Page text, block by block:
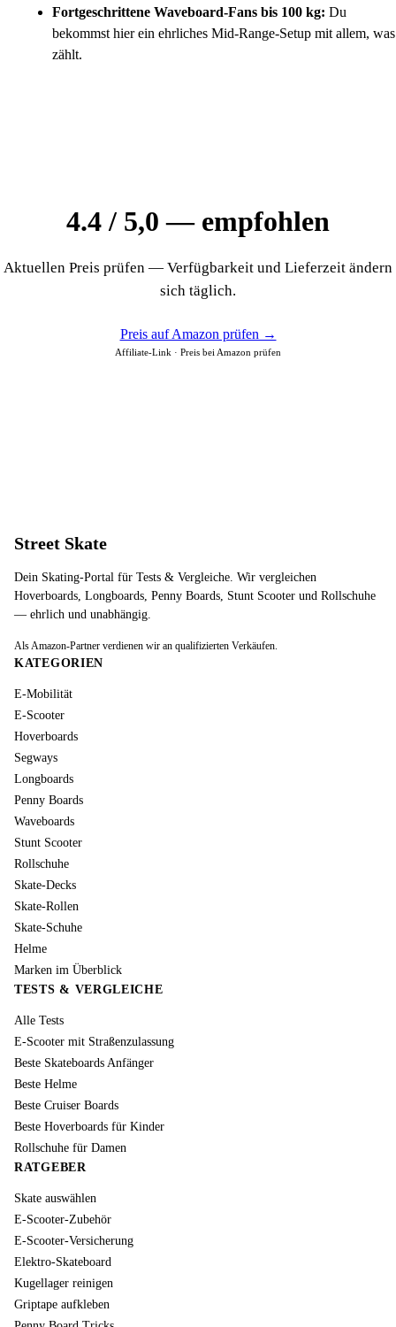
Fortgeschrittene Waveboard-Fans bis 100 kg: Du
bekommst hier ein ehrliches Mid-Range-Setup mit allem, was
zählt.
4.4 / 5,0 — empfohlen
Aktuellen Preis prüfen — Verfügbarkeit und Lieferzeit ändern
sich täglich.
Preis auf Amazon prüfen →
Affiliate-Link · Preis bei Amazon prüfen
Street Skate
Dein Skating-Portal für Tests & Vergleiche. Wir vergleichen
Hoverboards, Longboards, Penny Boards, Stunt Scooter und Rollschuhe
— ehrlich und unabhängig.
Als Amazon-Partner verdienen wir an qualifizierten Verkäufen.
KATEGORIEN
E-Mobilität
E-Scooter
Hoverboards
Segways
Longboards
Penny Boards
Waveboards
Stunt Scooter
Rollschuhe
Skate-Decks
Skate-Rollen
Skate-Schuhe
Helme
Marken im Überblick
TESTS & VERGLEICHE
Alle Tests
E-Scooter mit Straßenzulassung
Beste Skateboards Anfänger
Beste Helme
Beste Cruiser Boards
Beste Hoverboards für Kinder
Rollschuhe für Damen
RATGEBER
Skate auswählen
E-Scooter-Zubehör
E-Scooter-Versicherung
Elektro-Skateboard
Kugellager reinigen
Griptape aufkleben